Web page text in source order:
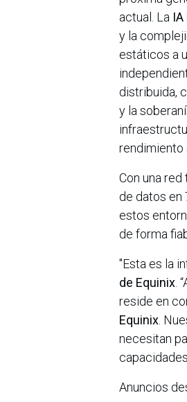
actual. La
y la
estáticos a
distribuida,
y la
rendimiento
Con una
de datos en
estos
de forma
"Esta es la
de Equinix .
reside en
Equinix .
necesitan
Anuncios